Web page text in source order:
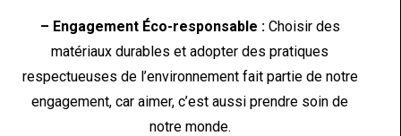
– Engagement Éco-responsable :Choisir des
matériaux durables et adopter des pratiques
respectueuses de l’environnement fait partie de notre
engagement, car aimer, c’est aussi prendre soin de
notre monde.